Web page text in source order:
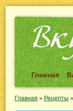
Главная
Главная » Рецепты »